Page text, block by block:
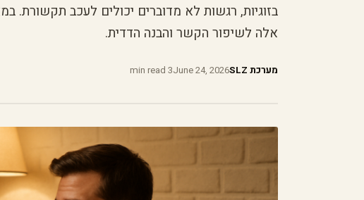
בזוגיות, רגשות לא מדוברים יכולים לעכב תקשורת.
אלה לשיפור הקשר והבנה הדדית.
מערכת SLZ June 24, 2026
3 min read